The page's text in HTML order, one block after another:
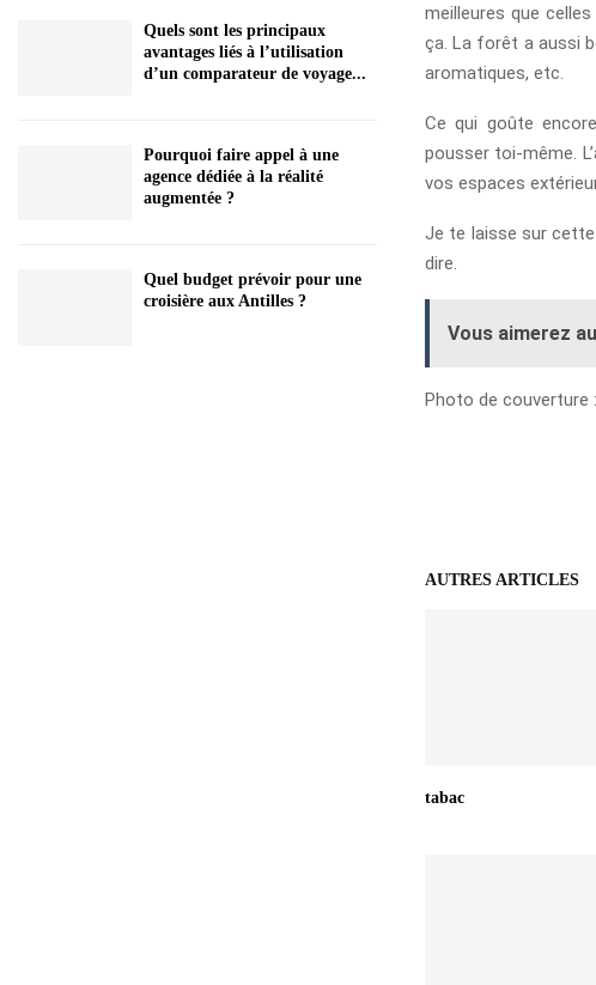
meilleures que
ça. La forêt a aussi
aromatiques, etc.
Ce qui goûte
pousser toi-même.
vos espaces
Je te laisse sur cette
dire.
Vous aimerez
Photo de couverture
AUTRES ARTICLES
tabac
Quels sont les principaux
avantages liés à l’utilisation
d’un comparateur de voyage...
Pourquoi faire appel à une
agence dédiée à la réalité
augmentée ?
Quel budget prévoir pour une
croisière aux Antilles ?